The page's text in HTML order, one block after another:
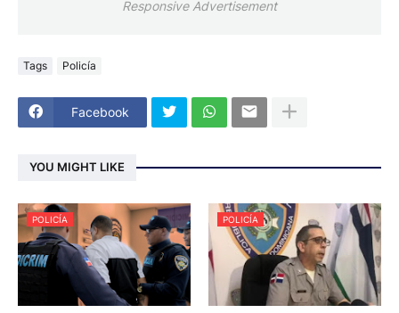
Responsive Advertisement
Tags Policía
Facebook
YOU MIGHT LIKE
POLICÍA POLICÍA